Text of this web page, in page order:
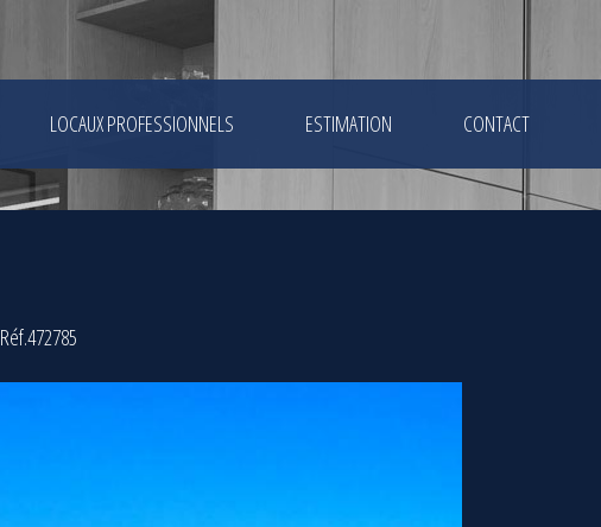
LOCAUX PROFESSIONNELS ESTIMATION CONTACT
Réf.472785